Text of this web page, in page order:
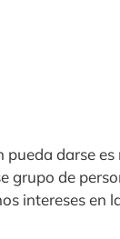
pueda darse es
grupo de
intereses en